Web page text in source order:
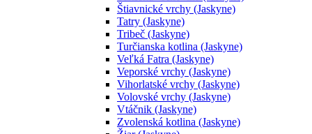
Štiavnické vrchy (Jaskyne)
Tatry (Jaskyne)
Tribeč (Jaskyne)
Turčianska kotlina (Jaskyne)
Veľká Fatra (Jaskyne)
Veporské vrchy (Jaskyne)
Vihorlatské vrchy (Jaskyne)
Volovské vrchy (Jaskyne)
Vtáčnik (Jaskyne)
Zvolenská kotlina (Jaskyne)